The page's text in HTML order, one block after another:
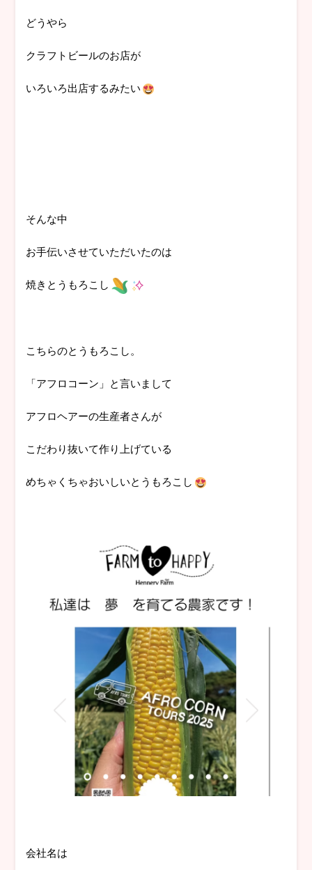
どうやら
クラフトビールのお店が
いろいろ出店するみたい
そんな中
お手伝いさせていただいたのは
焼きとうもろこし
こちらのとうもろこし。
「アフロコーン」と言いまして
アフロヘアーの生産者さんが
こだわり抜いて作り上げている
めちゃくちゃおいしいとうもろこし
会社名は